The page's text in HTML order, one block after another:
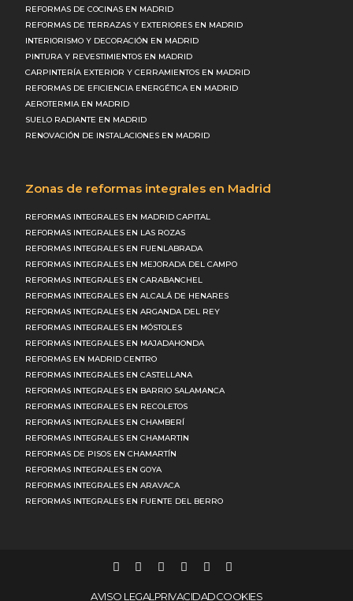
REFORMAS DE COCINAS EN MADRID
REFORMAS DE TERRAZAS Y EXTERIORES EN MADRID
INTERIORISMO Y DECORACIÓN EN MADRID
PINTURA Y REVESTIMIENTOS EN MADRID
CARPINTERÍA EXTERIOR Y CERRAMIENTOS EN MADRID
REFORMAS DE EFICIENCIA ENERGÉTICA EN MADRID
AEROTERMIA EN MADRID
SUELO RADIANTE EN MADRID
RENOVACIÓN DE INSTALACIONES EN MADRID
Zonas de reformas integrales en Madrid
REFORMAS INTEGRALES EN MADRID CAPITAL
REFORMAS INTEGRALES EN LAS ROZAS
REFORMAS INTEGRALES EN FUENLABRADA
REFORMAS INTEGRALES EN MEJORADA DEL CAMPO
REFORMAS INTEGRALES EN CARABANCHEL
REFORMAS INTEGRALES EN ALCALÁ DE HENARES
REFORMAS INTEGRALES EN ARGANDA DEL REY
REFORMAS INTEGRALES EN MÓSTOLES
REFORMAS INTEGRALES EN MAJADAHONDA
REFORMAS EN MADRID CENTRO
REFORMAS INTEGRALES EN CASTELLANA
REFORMAS INTEGRALES EN BARRIO SALAMANCA
REFORMAS INTEGRALES EN RECOLETOS
REFORMAS INTEGRALES EN CHAMBERÍ
REFORMAS INTEGRALES EN CHAMARTIN
REFORMAS DE PISOS EN CHAMARTÍN
REFORMAS INTEGRALES EN GOYA
REFORMAS INTEGRALES EN ARAVACA
REFORMAS INTEGRALES EN FUENTE DEL BERRO
AVISO LEGAL PRIVACIDADCOOKIES